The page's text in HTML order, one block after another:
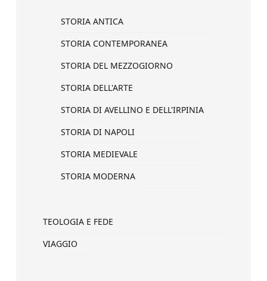
STORIA ANTICA
STORIA CONTEMPORANEA
STORIA DEL MEZZOGIORNO
STORIA DELL'ARTE
STORIA DI AVELLINO E DELL'IRPINIA
STORIA DI NAPOLI
STORIA MEDIEVALE
STORIA MODERNA
TEOLOGIA E FEDE
VIAGGIO